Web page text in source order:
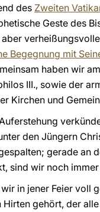
des Zweiten
Geste des
Begegnung mit
haben wir
III., sowie der
Kirchen und
den Jüngern
gerade an
sind wir noch
in jener Feier voll
gehört, der